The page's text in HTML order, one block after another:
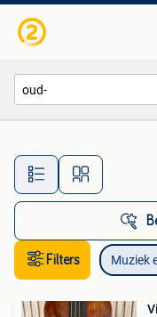
Filters Muziek